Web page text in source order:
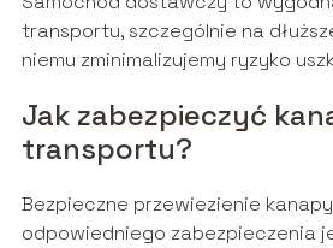
transportu, szczególnie na
niemu zminimalizujemy ryzyko
Jak zabezpieczyć
transportu?
Bezpieczne przewiezienie
odpowiedniego zabezpieczenia